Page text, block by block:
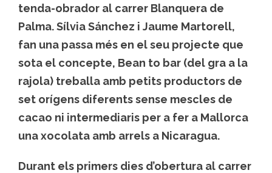
tenda-obrador al carrer Blanquera de
Palma. Sílvia Sánchez i Jaume Martorell,
fan una passa més en el seu projecte que
sota el concepte, Bean to bar (del gra a la
rajola) treballa amb petits productors de
set orígens diferents sense mescles de
cacao ni intermediaris per a fer a Mallorca
una xocolata amb arrels a Nicaragua.
Durant els primers dies d’obertura al carrer